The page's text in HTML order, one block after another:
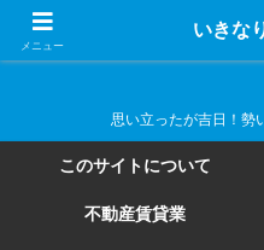
いきな
思い立ったが吉日！勢
このサイトについて
不動産賃貸業
メニュー
いきな